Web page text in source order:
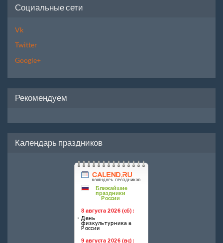
Социальные сети
Vk
Twitter
Google+
Рекомендуем
Календарь праздников